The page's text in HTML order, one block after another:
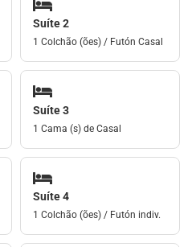
Suíte 2
1 Colchão (ões) / Futón Casal
Suíte 3
1 Cama (s) de Casal
Suíte 4
1 Colchão (ões) / Futón indiv.